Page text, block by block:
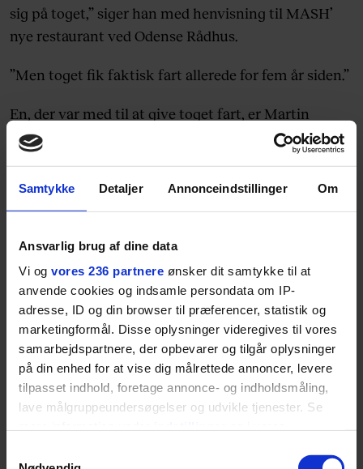
Samtykke Detaljer Annonceindstillinger Om
Ansvarlig brug af dine data
Vi og vores 236 partnere ønsker dit samtykke til at
anvende cookies og indsamle persondata om IP-
adresse, ID og din browser til præferencer, statistik og
marketingformål. Disse oplysninger videregives til vores
samarbejdspartnere, der opbevarer og tilgår oplysninger
på din enhed for at vise dig målrettede annoncer, levere
tilpasset indhold, foretage annonce- og indholdsmåling,
lave målgruppeundersøgelser og udvikle tjenester. Se
tilbage eller ændre indstillinger fra vores
sig på toget,” siger han med henvisning til MASH’
nye restaurant ved Odense Rådhus.
”Men toget fik faktisk fart allerede for fem år siden.”
En, der var med til at give toget fart, er Martin
Pilsmark, der åbnede Restaurant no 61 for enden af
den lange gågade Kongensgade i 2010. Da han
åbnede i 2010 stod alle de omkringliggende lokaler,
butiksdøden hærgede stadig i udkanten af
Kongensgade.
”Her var totalt øde. De eneste, der kom i denne ende
af gaden, var spøgelser,” siger Martin Pilsmark, der
som ny restauratør så en mulighed i området på
grund af den medgørlige husleje.
Mange rådede ham fra det. Blandt andet fordi
odenseanere, der kører hjem fra arbejde, kører